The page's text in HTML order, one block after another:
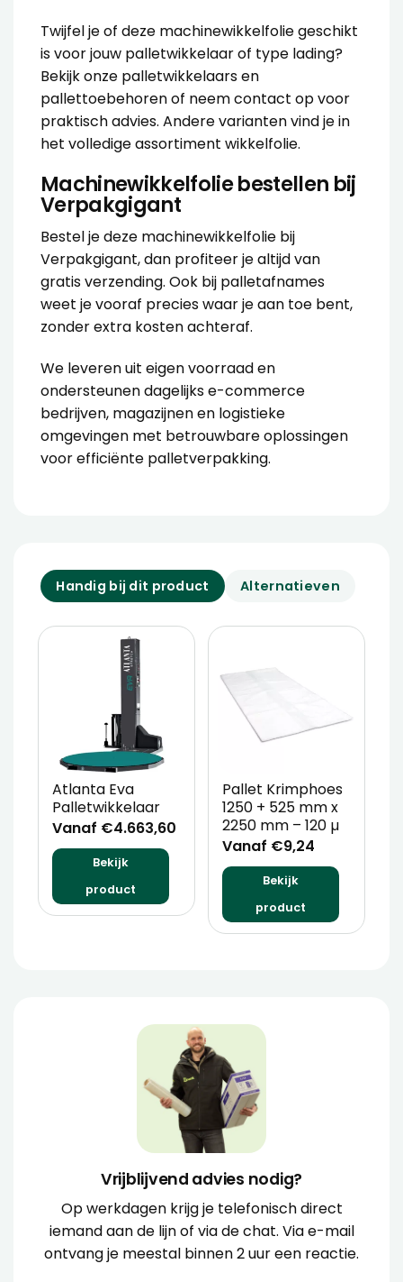
Twijfel je of deze machinewikkelfolie geschikt
is voor jouw palletwikkelaar of type lading?
Bekijk onze palletwikkelaarsen
pallettoebehorenof neem contact op voor
praktisch advies. Andere varianten vind je in
het volledige assortiment wikkelfolie.
Machinewikkelfolie bestellen bij
Verpakgigant
Bestel je deze machinewikkelfolie bij
Verpakgigant, dan profiteer je altijd van
gratis verzending. Ook bij palletafnames
weet je vooraf precies waar je aan toe bent,
zonder extra kosten achteraf.
We leveren uit eigen voorraad en
ondersteunen dagelijks e-commerce
bedrijven, magazijnen en logistieke
omgevingen met betrouwbare oplossingen
voor efficiënte palletverpakking.
Handig bij dit product Alternatieven
Atlanta Eva
Palletwikkelaar
Vanaf €4.663,60
Bekijk
product
Pallet Krimphoes
1250 + 525 mm x
2250 mm – 120 µ
Vanaf €9,24
Bekijk
product
Vrijblijvend advies nodig?
Op werkdagen krijg je telefonisch direct
iemand aan de lijn of via de chat. Via e-mail
ontvang je meestal binnen 2 uur een reactie.